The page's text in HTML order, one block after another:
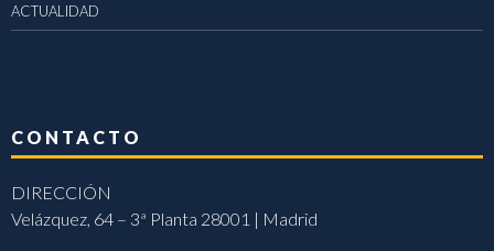
ACTUALIDAD
CONTACTO
DIRECCIÓN
Velázquez, 64 – 3ª Planta 28001 | Madrid